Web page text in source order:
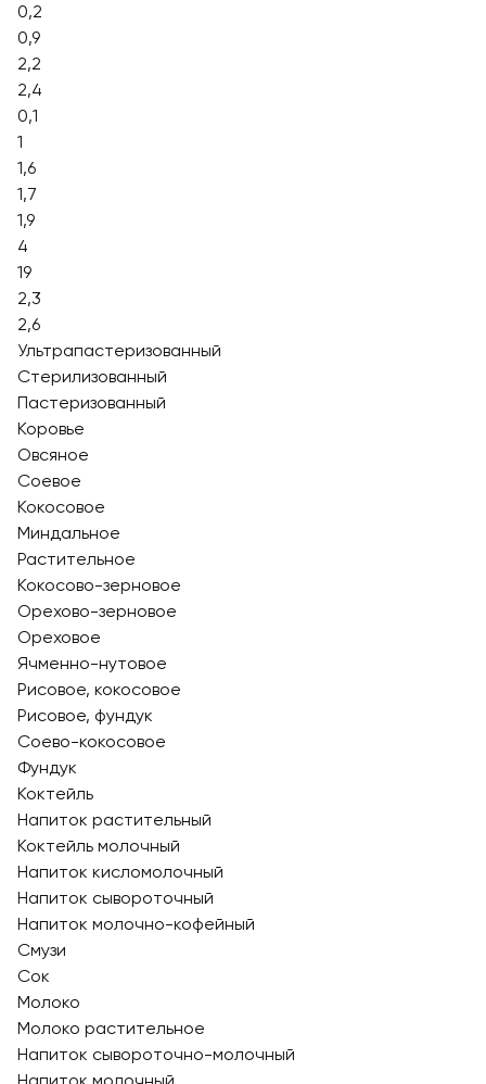
0,2
0,9
2,2
2,4
0,1
1
1,6
1,7
1,9
4
19
2,3
2,6
Ультрапастеризованный
Стерилизованный
Пастеризованный
Коровье
Овсяное
Соевое
Кокосовое
Миндальное
Растительное
Кокосово-зерновое
Орехово-зерновое
Ореховое
Ячменно-нутовое
Рисовое, кокосовое
Рисовое, фундук
Соево-кокосовое
Фундук
Коктейль
Напиток растительный
Коктейль молочный
Напиток кисломолочный
Напиток сывороточный
Напиток молочно-кофейный
Смузи
Сок
Молоко
Молоко растительное
Напиток сывороточно-молочный